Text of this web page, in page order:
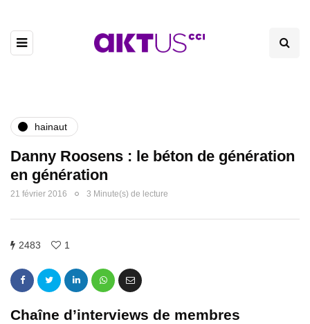
hainaut
Danny Roosens : le béton de génération
en génération
21 février 2016 3 Minute(s) de lecture
2483 1
Chaîne d’interviews de membres